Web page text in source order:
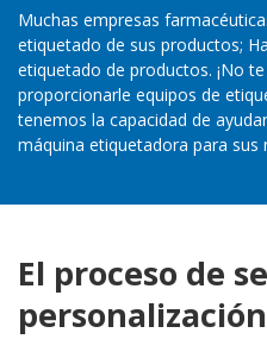
Muchas empresas
etiquetado de sus productos;
etiquetado de productos. ¡No
proporcionarle equipos de
tenemos la capacidad de
máquina etiquetadora para sus
El proceso de